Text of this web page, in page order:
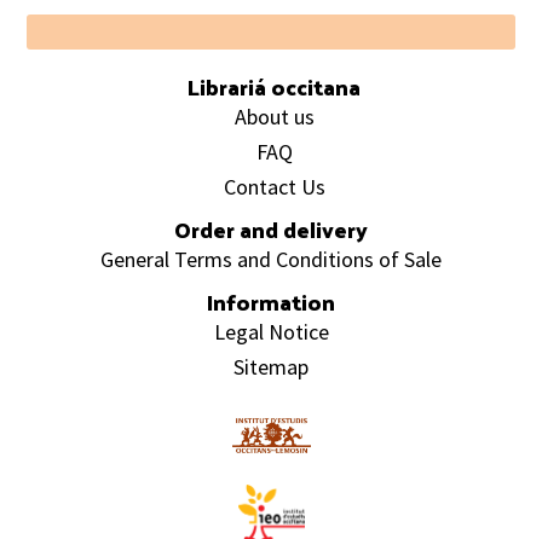
Footer
Librariá occitana
About us
FAQ
Contact Us
Order and delivery
General Terms and Conditions of Sale
Information
Legal Notice
Sitemap